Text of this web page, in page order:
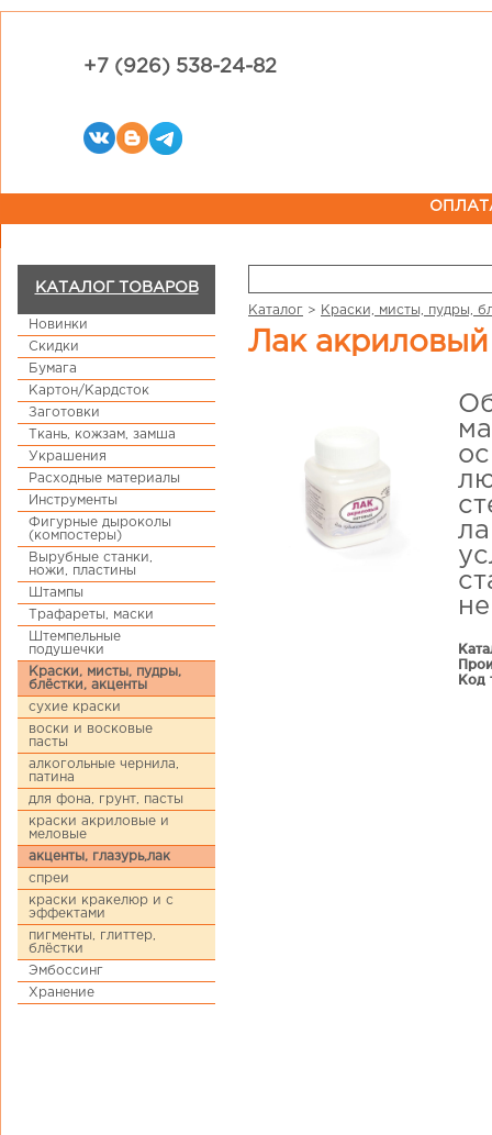
+7 (926) 538-24-82
КАТАЛОГ ТОВАРОВ
Новинки
Скидки
Бумага
Картон/Кардсток
Заготовки
Ткань, кожзам, замша
Украшения
Расходные материалы
Инструменты
Фигурные дыроколы
(компостеры)
Вырубные станки,
ножи, пластины
Штампы
Трафареты, маски
Штемпельные
подушечки
Краски, мисты, пудры,
блёстки, акценты
сухие краски
воски и восковые
пасты
алкогольные чернила,
патина
для фона, грунт, пасты
краски акриловые и
меловые
акценты, глазурь,лак
спреи
краски кракелюр и с
эффектами
пигменты, глиттер,
блёстки
Эмбоссинг
Хранение
Каталог > Краски, мисты, пудры,
Лак
Код